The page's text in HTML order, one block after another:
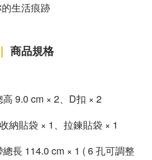
生活痕跡
｜ 商品規格
9.0 cm × 2、 D扣 × 2
收納貼袋 × 1 、 拉鍊貼袋 × 1
總長 114.0 cm × 1 ( 6 孔可調整